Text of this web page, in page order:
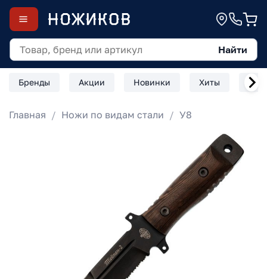
Найти
Бренды Акции Новинки Хиты
Главная Ножи по видам стали У8